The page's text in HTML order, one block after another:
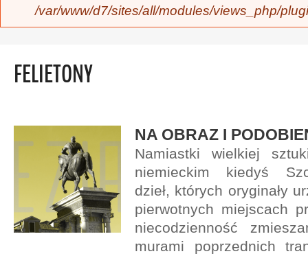
/var/www/d7/sites/all/modules/views_php/
FELIETONY
NA OBRAZ I
Namiastki wielkiej
niemieckim kiedyś
dzieł, których oryginały
pierwotnych miejscach
niecodzienność
murami poprzednich